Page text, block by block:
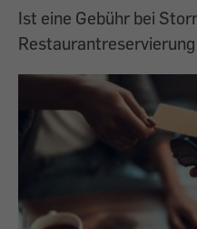
Ist eine Gebühr bei